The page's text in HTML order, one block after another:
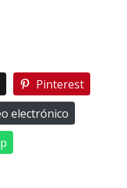
Pinterest
electrónico